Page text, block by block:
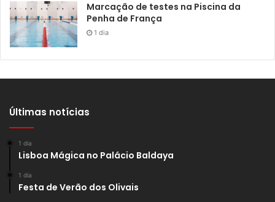
Marcação de testes na Piscina da
Penha de França
1 dia
Últimas notícias
1 dia
Lisboa Mágica no Palácio Baldaya
1 dia
Festa de Verão dos Olivais